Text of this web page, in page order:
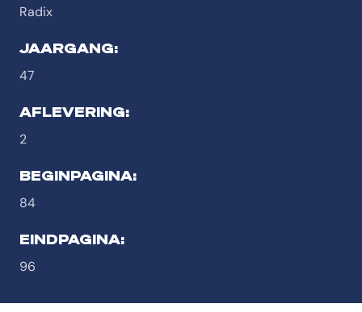
Radix
JAARGANG:
47
AFLEVERING:
2
BEGINPAGINA:
84
EINDPAGINA:
96